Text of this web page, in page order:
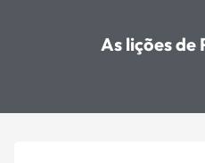
As lições de